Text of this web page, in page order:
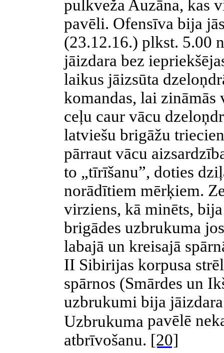
pulkveža Auzāna, kas
pavēli. Ofensīva bija
(23.12.16.) plkst. 5.00
jāizdara bez
laikus jāizsūta
komandas, lai
ceļu caur vācu
latviešu brigāžu
pārraut vācu
to „tīrīšanu”, doties
norādītiem mērķiem.
virziens, kā minēts,
brigādes uzbrukuma
labajā un kreisajā
II Sibirijas korpusa
spārnos (Smārdes un
uzbrukumi bija
Uzbrukuma pavēlē
atbrīvošanu. [20]